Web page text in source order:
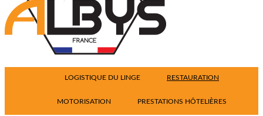
LOGISTIQUE DU LINGE RESTAURATION
MOTORISATION PRESTATIONS HÔTELIÈRES